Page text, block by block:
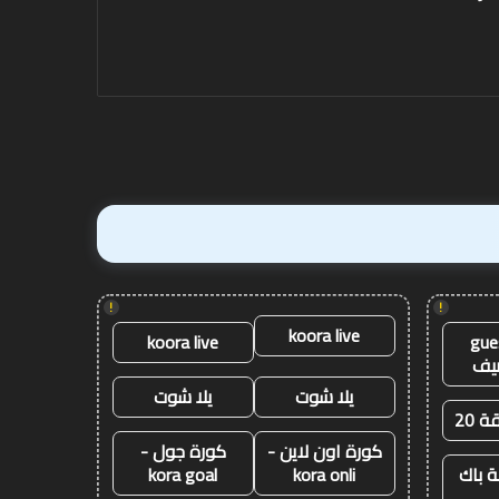
!
20
باك
!
koora live
koora live
يلا شوت
يلا شوت
كورة اون لاين -
kora onli
كورة جول -
kora goal